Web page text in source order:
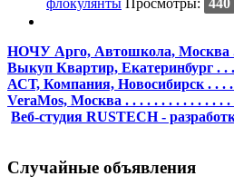
НОЧУ Арго, Автошкола, Москва .
Выкуп Квартир, Екатеринбург . . .
АСТ, Компания, Новосибирск . . . .
VeraMos, Москва . . . . . . . . . . . . . . .
Веб-студия RUSTECH -
Случайные объявления